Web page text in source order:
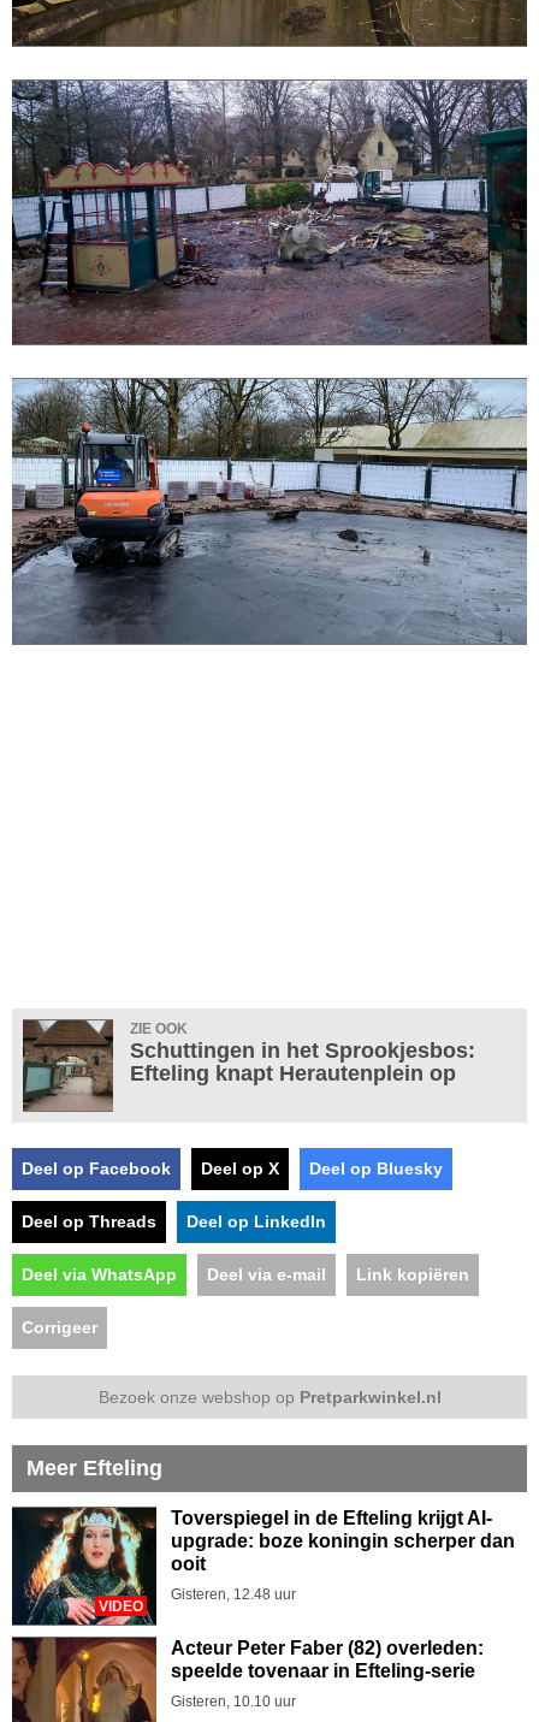
ZIE OOK
Schuttingen in het Sprookjesbos:
Efteling knapt Herautenplein op
Deel op Facebook Deel op X Deel op Bluesky
Deel op Threads Deel op LinkedIn
Deel via WhatsApp Deel via e-mail Link kopiëren
Corrigeer
Bezoek onze webshop op Pretparkwinkel.nl
Meer Efteling
VIDEO
Toverspiegel in de Efteling krijgt AI-
upgrade: boze koningin scherper dan
ooit
Gisteren, 12.48 uur
Acteur Peter Faber (82) overleden:
speelde tovenaar in Efteling-serie
Gisteren, 10.10 uur